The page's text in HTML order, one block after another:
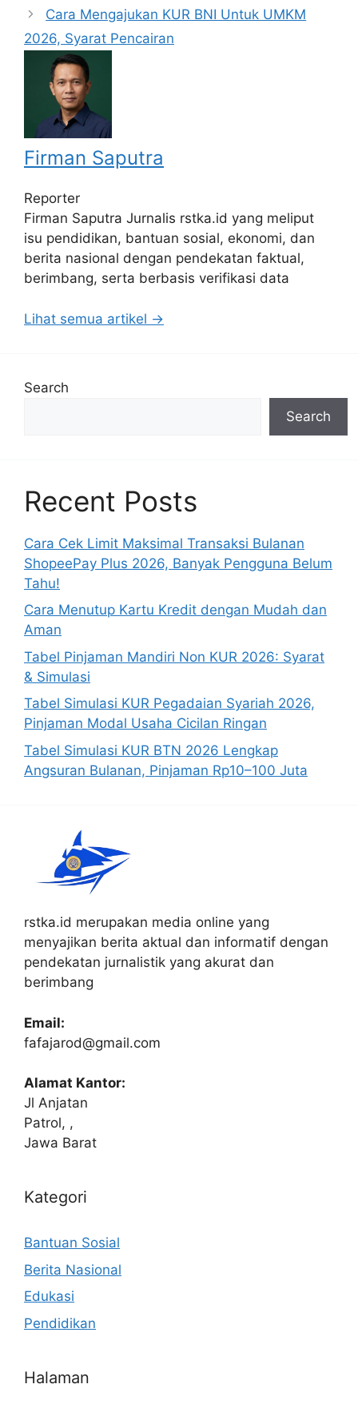
Cara Mengajukan KUR BNI Untuk UMKM
2026, Syarat Pencairan
Firman Saputra
Reporter
Firman Saputra Jurnalis rstka.id yang meliput
isu pendidikan, bantuan sosial, ekonomi, dan
berita nasional dengan pendekatan faktual,
berimbang, serta berbasis verifikasi data
Lihat semua artikel →
Search
Search
Recent Posts
Cara Cek Limit Maksimal Transaksi Bulanan
ShopeePay Plus 2026, Banyak Pengguna Belum
Tahu!
Cara Menutup Kartu Kredit dengan Mudah dan
Aman
Tabel Pinjaman Mandiri Non KUR 2026: Syarat
& Simulasi
Tabel Simulasi KUR Pegadaian Syariah 2026,
Pinjaman Modal Usaha Cicilan Ringan
Tabel Simulasi KUR BTN 2026 Lengkap
Angsuran Bulanan, Pinjaman Rp10–100 Juta
rstka.id merupakan media online yang
menyajikan berita aktual dan informatif dengan
pendekatan jurnalistik yang akurat dan
berimbang
Email:
fafajarod@gmail.com
Alamat Kantor:
Jl Anjatan
Patrol, ,
Jawa Barat
Kategori
Bantuan Sosial
Berita Nasional
Edukasi
Pendidikan
Halaman